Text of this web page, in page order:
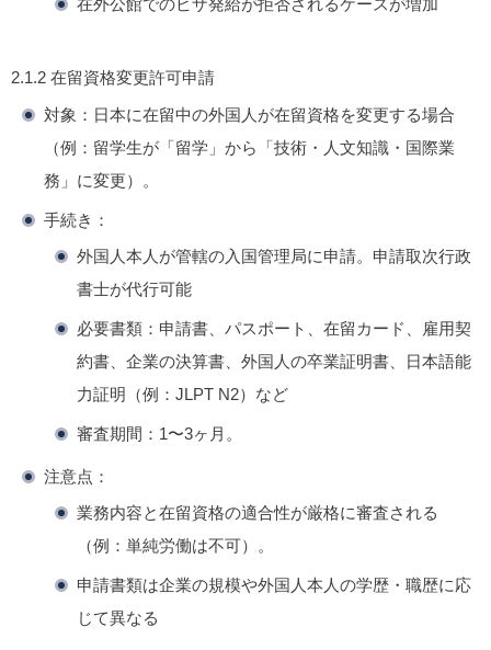
2.1.2 在留資格変更許可申請
対象 ：日本に在留中の外国人が在留資格を変更する場合
（例：留学生が「留学」から「技術・人文知識・国際業
務」に変更）。
手続き ：
外国人本人が管轄の入国管理局に申請。申請取次行政
書士が代行可能
必要書類：申請書、パスポート、在留カード、雇用契
約書、企業の決算書、外国人の卒業証明書、日本語能
力証明（例：JLPT N2）など
審査期間：1〜3ヶ月。
注意点 ：
業務内容と在留資格の適合性が厳格に審査される
（例：単純労働は不可）。
申請書類は企業の規模や外国人本人の学歴・職歴に応
じて異なる